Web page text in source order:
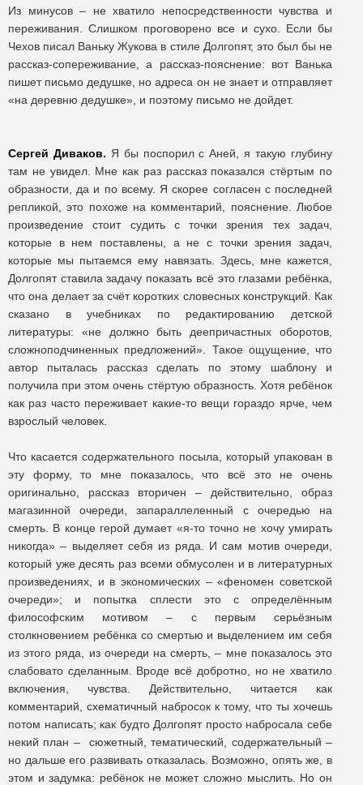
Из минусов – не хватило непосредственности чувства и
переживания. Слишком проговорено все и сухо. Если бы
Чехов писал Ваньку Жукова в стиле Долгопят, это был бы не
рассказ-сопереживание, а рассказ-пояснение: вот Ванька
пишет письмо дедушке, но адреса он не знает и отправляет
«на деревню дедушке», и поэтому письмо не дойдет.
Сергей Диваков. Я бы поспорил с Аней, я такую глубину
там не увидел. Мне как раз рассказ показался стёртым по
образности, да и по всему. Я скорее согласен с последней
репликой, это похоже на комментарий, пояснение. Любое
произведение стоит судить с точки зрения тех задач,
которые в нем поставлены, а не с точки зрения задач,
которые мы пытаемся ему навязать. Здесь, мне кажется,
Долгопят ставила задачу показать всё это глазами ребёнка,
что она делает за счёт коротких словесных конструкций. Как
сказано в учебниках по редактированию детской
литературы: «не должно быть деепричастных оборотов,
сложноподчиненных предложений». Такое ощущение, что
автор пыталась рассказ сделать по этому шаблону и
получила при этом очень стёртую образность. Хотя ребёнок
как раз часто переживает какие-то вещи гораздо ярче, чем
взрослый человек.
Что касается содержательного посыла, который упакован в
эту форму, то мне показалось, что всё это не очень
оригинально, рассказ вторичен – действительно, образ
магазинной очереди, запараллеленный с очередью на
смерть. В конце герой думает «я-то точно не хочу умирать
никогда» – выделяет себя из ряда. И сам мотив очереди,
который уже десять раз всеми обмусолен и в литературных
произведениях, и в экономических – «феномен советской
очереди»; и попытка сплести это с определённым
философским мотивом – с первым серьёзным
столкновением ребёнка со смертью и выделением им себя
из этого ряда, из очереди на смерть, – мне показалось это
слабовато сделанным. Вроде всё добротно, но не хватило
включения, чувства. Действительно, читается как
комментарий, схематичный набросок к тому, что ты хочешь
потом написать; как будто Долгопят просто набросала себе
некий план – сюжетный, тематический, содержательный –
но дальше его развивать отказалась. Возможно, опять же, в
этом и задумка: ребёнок не может сложно мыслить. Но он